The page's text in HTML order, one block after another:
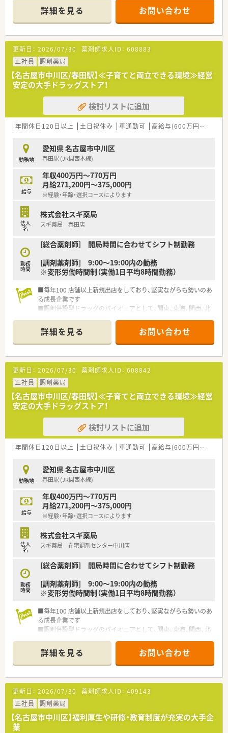
■研修制度は様々なプランがあり、集合研修だけでなく任意で受
講可能な研修も幅広く用意されています
■店舗で活躍する従業員、社外で活躍する従業員、将来経営幹部
となる従業員など、薬剤師として様々な活躍ができるフィールド
を用意されています
■総合薬剤師・調剤薬剤師（土日休み・19時までの勤務）どちらか
の働き方を選択できます
■調剤併設型だけでなく「医療モール・クリニック併設店舗」「敷
地内薬局」「訪問調剤特化型店舗」など様々な店舗を運営してい
ます
■在宅医療にも積極的取り組んでおり「訪問調剤特化型店舗」を
50店舗以上、無菌調剤室は業界最多の51店舗設置しています
■「プラチナくるみん認定企業」「健康経営優良法人2023（大規模
法人部門）認定」等を取得し一人ひとりが働きやすい環境が整備
■充実した研修制度、人事制度、評価制度、キャリア支援制度等
があるのも特徴です
詳細を見る お問い合わせ
更新日： 2026/07/30 薬剤師求人ID： 608883
正社員
調剤薬局
【名古屋市中川区/春田駅】≪子育てと両立できる環境≫経営
安定の大手ドラッグストア！
検討リストに追加
年間休日120日以上 土日祝休み 車通勤可 高給与(600万円以上)
勤務地
愛知県 名古屋市中川区
春田駅 (JR関西本線)
給与
年収400万円～770万円
月給271,200円～375,000円
※経験・年齢・選択コースによります
法人
名
株式会社スギ薬局
スギ薬局 春田店
勤務
時間
[総合薬剤師] 開局時間に合わせてシフト制勤務
[調剤薬剤師] 9:00～19:00内の勤務
※変形労働時間制（実働1日平均8時間勤務）
■毎年100 店舗以上新規出店をしており、堅実ながらも勢いのあ
る成長企業です
■調剤併設型ドラッグのパイオニアとして、関東、東海、関西、北
■研修制度は様々なプランがあり、集合研修だけでなく任意で受
講可能な研修も幅広く用意されています
■店舗で活躍する従業員、社外で活躍する従業員、将来経営幹部
となる従業員など、薬剤師として様々な活躍ができるフィールド
を用意されています
■総合薬剤師・調剤薬剤師（土日休み・19時までの勤務）どちらか
の働き方を選択できます
■調剤併設型だけでなく「医療モール・クリニック併設店舗」「敷
地内薬局」「訪問調剤特化型店舗」など様々な店舗を運営してい
ます
■在宅医療にも積極的取り組んでおり「訪問調剤特化型店舗」を
50店舗以上、無菌調剤室は業界最多の51店舗設置しています
■「プラチナくるみん認定企業」「健康経営優良法人2023（大規模
法人部門）認定」等を取得し一人ひとりが働きやすい環境が整備
■充実した研修制度、人事制度、評価制度、キャリア支援制度等
があるのも特徴です
詳細を見る お問い合わせ
更新日： 2026/07/30 薬剤師求人ID： 608842
正社員
調剤薬局
【名古屋市中川区/春田駅】≪子育てと両立できる環境≫経営
安定の大手ドラッグストア！
検討リストに追加
年間休日120日以上 土日祝休み 車通勤可 高給与(600万円以上)
勤務地
愛知県 名古屋市中川区
春田駅 (JR関西本線)
給与
年収400万円～770万円
月給271,200円～375,000円
※経験・年齢・選択コースによります
法人
名
株式会社スギ薬局
スギ薬局 在宅調剤センター中川店
勤務
時間
[総合薬剤師] 開局時間に合わせてシフト制勤務
[調剤薬剤師] 9:00～19:00内の勤務
※変形労働時間制（実働1日平均8時間勤務）
■毎年100 店舗以上新規出店をしており、堅実ながらも勢いのあ
る成長企業です
■調剤併設型ドラッグのパイオニアとして、関東、東海、関西、北
■研修制度は様々なプランがあり、集合研修だけでなく任意で受
講可能な研修も幅広く用意されています
■店舗で活躍する従業員、社外で活躍する従業員、将来経営幹部
となる従業員など、薬剤師として様々な活躍ができるフィールド
を用意されています
■総合薬剤師・調剤薬剤師（土日休み・19時までの勤務）どちらか
の働き方を選択できます
■調剤併設型だけでなく「医療モール・クリニック併設店舗」「敷
地内薬局」「訪問調剤特化型店舗」など様々な店舗を運営してい
詳細を見る お問い合わせ
更新日： 2026/07/30 薬剤師求人ID： 409143
正社員
調剤薬局
【名古屋市中川区】福利厚生や研修・教育制度が充実の大手企
業